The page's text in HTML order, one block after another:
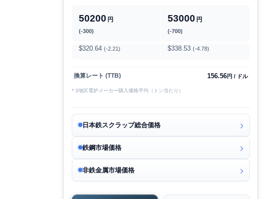
50200 円
(-300)
53000 円
(-700)
$320.64 (-2.21) $338.53 (-4.78)
換算レート (TTB) 156.56円 / ドル
* 3地区電炉メーカー購入価格平均（トン当たり）
日本鉄スクラップ総合価格
鉄鋼市場価格
非鉄金属市場価格